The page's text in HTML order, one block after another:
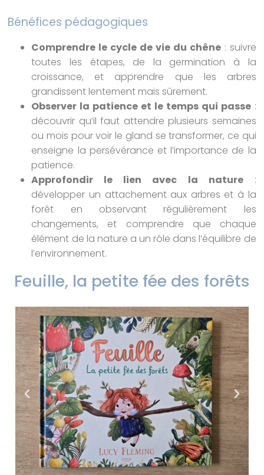
Bénéfices pédagogiques
Comprendre le cycle de vie du chêne: suivre
toutes les étapes, de la germination à la
croissance, et apprendre que les arbres
grandissent lentement mais sûrement.
Observer la patience et le temps qui passe:
découvrir qu’il faut attendre plusieurs semaines
ou mois pour voir le gland se transformer, ce qui
enseigne la persévérance et l’importance de la
patience.
Approfondir le lien avec la nature:
développer un attachement aux arbres et à la
forêt en observant régulièrement les
changements, et comprendre que chaque
élément de la nature a un rôle dans l’équilibre de
l’environnement.
Feuille, la petite fée des forêts